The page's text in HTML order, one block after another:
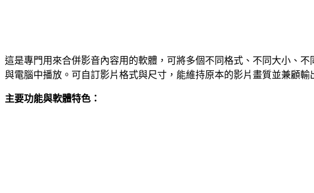
這是專門用來合併影音內容用的軟體，可將多個不同格式、不同大小、
與電腦中播放。可自訂影片格式與尺寸，能維持原本的影片畫質並兼顧輸
主要功能與軟體特色：